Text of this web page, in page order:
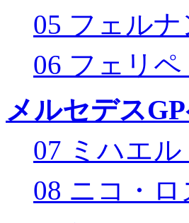
05 フェル
06 フェリ
メルセデス
07 ミハエ
08 ニコ・